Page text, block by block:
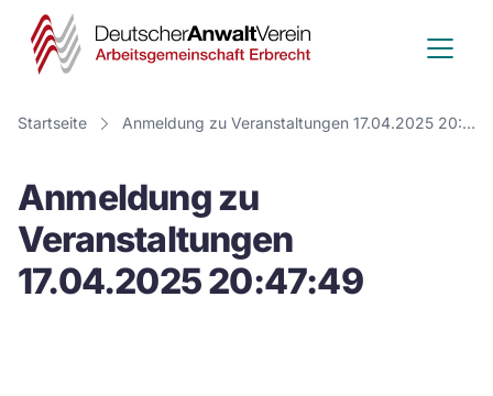
Deutscher
Anwalt
Verein
Startseite Anmeldung zu Veranstaltungen 17.04.2025 20:47:49
Anmeldung zu
Veranstaltungen
17.04.2025 20:47:49